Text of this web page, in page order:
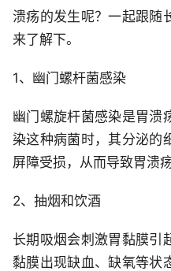
溃疡的发生呢？一起跟随
来了解下。
1、幽门螺杆菌感染
幽门螺旋杆菌感染是胃溃
染这种病菌时，其分泌的
屏障受损，从而导致胃溃
2、抽烟和饮酒
长期吸烟会刺激胃黏膜引
黏膜出现缺血、缺氧等状